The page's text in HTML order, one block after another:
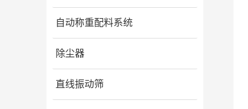
自动称重配料系统
除尘器
直线振动筛